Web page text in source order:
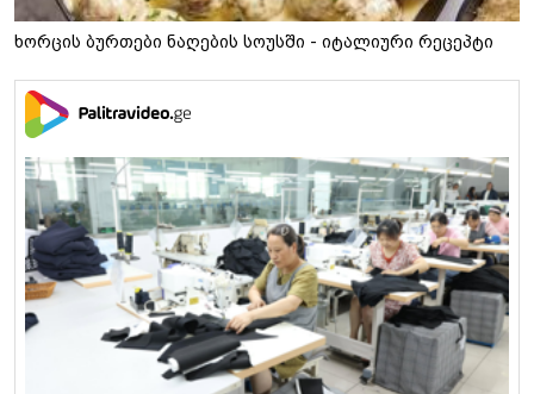
ხორცის ბურთები ნაღების სოუსში - იტალიური რეცეპტი